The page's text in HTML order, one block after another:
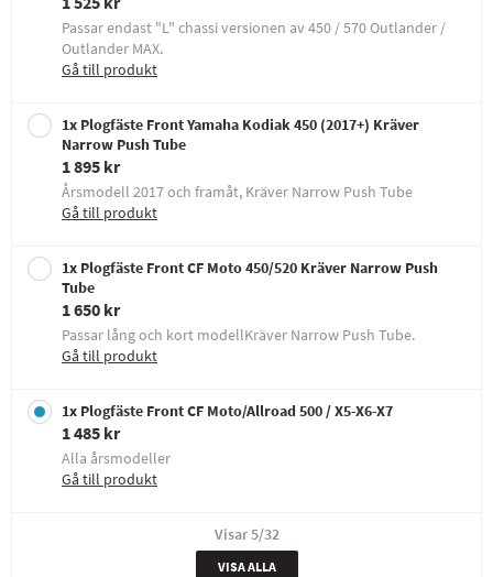
Passar endast "L" chassi versionen av 450 / 570 Outlander /
Outlander MAX.
Gå till produkt
1x Plogfäste Front Yamaha Kodiak 450 (2017+) Kräver
Narrow Push Tube
1 895 kr
Årsmodell 2017 och framåt, Kräver Narrow Push Tube
Gå till produkt
1x Plogfäste Front CF Moto 450/520 Kräver Narrow Push
Tube
1 650 kr
Passar lång och kort modellKräver Narrow Push Tube.
Gå till produkt
1x Plogfäste Front CF Moto/Allroad 500 / X5-X6-X7
1 485 kr
Alla årsmodeller
Gå till produkt
Visar5/32
VISA ALLA